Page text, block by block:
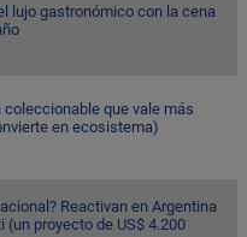
lujo gastronómico con la cena
que vale más
en ecosistema)
Reactivan en Argentina
(un proyecto de US$ 4.200